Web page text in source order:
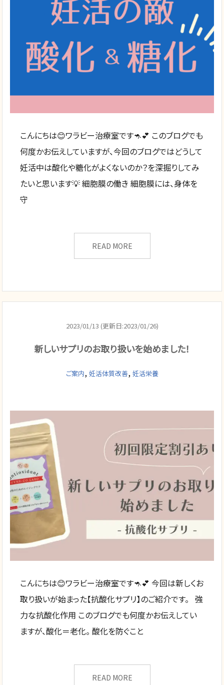
こんにちは😊ワラビー治療室です🦘💕 このブログでも
何度かお伝えしていますが、今回のブログではどうして
妊活中は酸化や糖化がよくないのか？を深掘りしてみ
たいと思います💡 細胞膜の働き 細胞膜には、身体を
守
READ MORE
2023/01/13 (更新日:2023/01/26)
新しいサプリのお取り扱いを始めました！
ご案内, 妊活体質改善, 妊活栄養
こんにちは😊ワラビー治療室です🦘💕 今回は新しくお
取り扱いが始まった【抗酸化サプリ】のご紹介です。 強
力な抗酸化作用 このブログでも何度かお伝えしてい
ますが、酸化＝老化。 酸化を防ぐこと
READ MORE